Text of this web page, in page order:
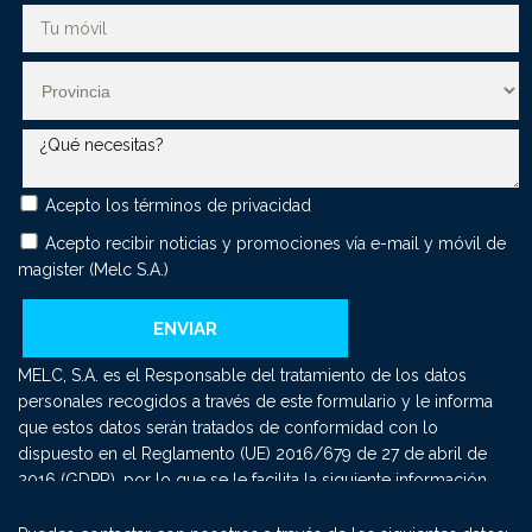
Acepto los términos de privacidad
Acepto recibir noticias y promociones vía e-mail y móvil de
magister (Melc S.A.)
MELC, S.A. es el Responsable del tratamiento de los datos
personales recogidos a través de este formulario y le informa
que estos datos serán tratados de conformidad con lo
dispuesto en el Reglamento (UE) 2016/679 de 27 de abril de
2016 (GDPR), por lo que se le facilita la siguiente información